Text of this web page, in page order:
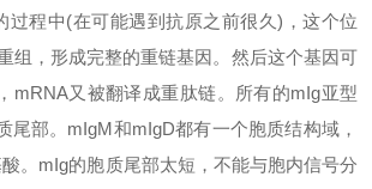
过程中(在可能遇到抗原之前很久)，这个位
组，形成完整的重链基因。然后这个基因可
mRNA又被翻译成重肽链。所有的mIg亚型
尾部。mIgM和mIgD都有一个胞质结构域，
。mIg的胞质尾部太短，不能与胞内信号分